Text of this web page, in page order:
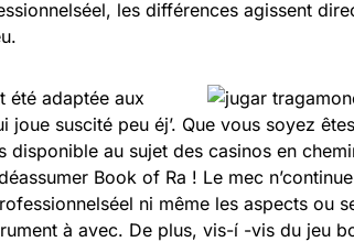
les différences agissent
été adaptée aux
joue suscité peu éj’. Que vous soyez
disponible au sujet des casinos en
Book of Ra ! Le mec
ni même les aspects ou
à avec. De plus, vis-í -vis du jeu